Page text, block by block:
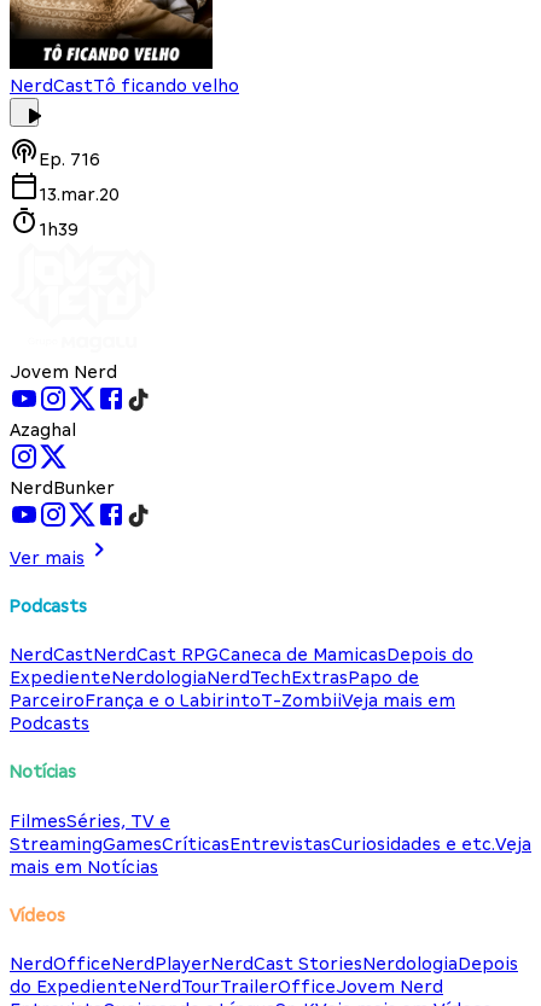
NerdCastTô ficando velho
Ep. 716
13.mar.20
1h39
Jovem Nerd
Azaghal
NerdBunker
Ver mais
Podcasts
NerdCastNerdCast RPGCaneca de MamicasDepois do
ExpedienteNerdologiaNerdTechExtrasPapo de
ParceiroFrança e o LabirintoT-ZombiiVeja mais em
Podcasts
Notícias
FilmesSéries, TV e
StreamingGamesCríticasEntrevistasCuriosidades e etc.Veja
mais em Notícias
Vídeos
NerdOfficeNerdPlayerNerdCast StoriesNerdologiaDepois
do ExpedienteNerdTourTrailerOfficeJovem Nerd